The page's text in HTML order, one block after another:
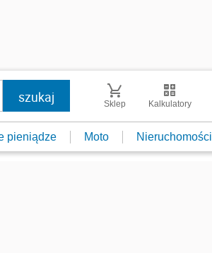
Sklep Kalkulatory
pieniądze Moto Nieruchomości